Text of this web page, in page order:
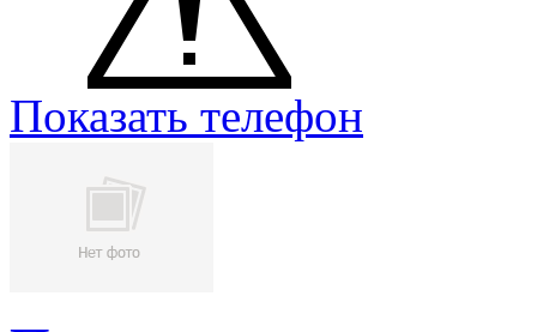
Показать телефон